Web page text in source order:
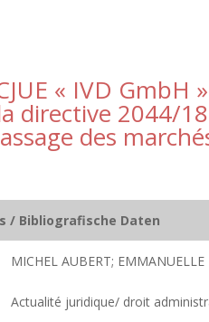
« IVD GmbH
directive 2044/
des
/ Bibliografische Daten
MICHEL AUBERT; EMMANUELLE
Actualité juridique/ droit